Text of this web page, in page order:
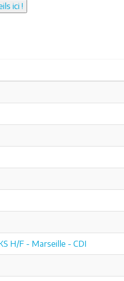
ici !
H/F - Marseille - CDI